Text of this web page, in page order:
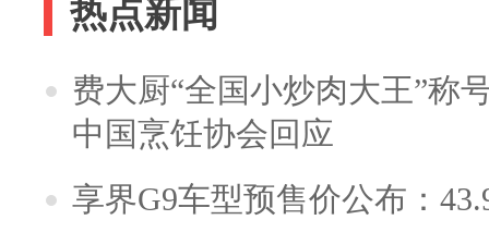
热点新闻
费大厨“全国小炒肉大王”称
中国烹饪协会回应
享界G9车型预售价公布：